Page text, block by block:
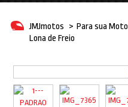
Linha Bike
Para sua moto
Pneus e Câmaras
JMJmotos > Para sua Moto
Lona de Freio